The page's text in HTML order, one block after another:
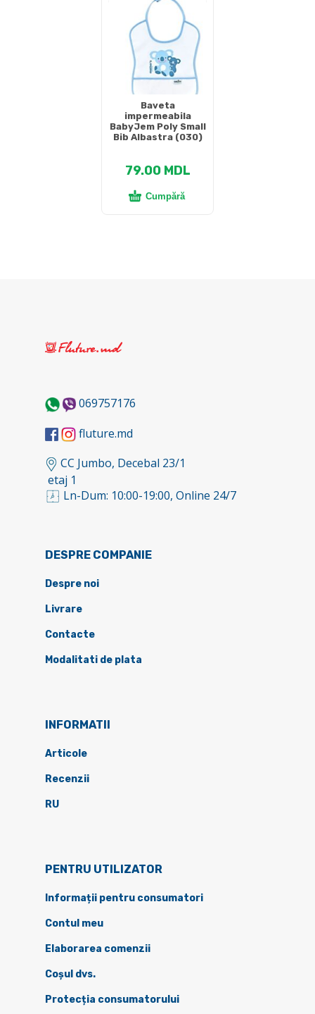
Baveta
impermeabila
BabyJem Poly Small
Bib Albastra (030)
79.00 MDL
Cumpără
069757176
fluture.md
CC Jumbo, Decebal 23/1
etaj 1
Ln-Dum: 10:00-19:00, Online 24/7
DESPRE COMPANIE
Despre noi
Livrare
Contacte
Modalitati de plata
INFORMATII
Articole
Recenzii
RU
PENTRU UTILIZATOR
Informații pentru consumatori
Contul meu
Elaborarea comenzii
Coșul dvs.
Protecția consumatorului